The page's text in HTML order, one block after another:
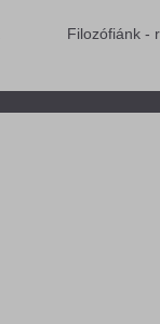
Filozófiánk -